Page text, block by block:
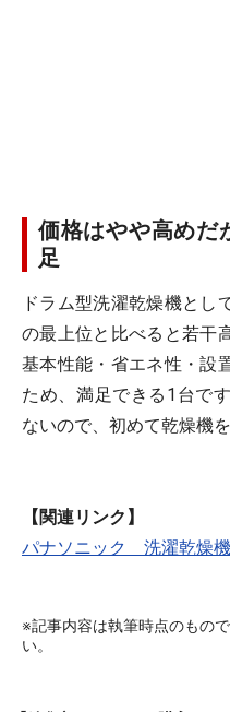
価格はやや高めだ
足
ドラム型洗濯乾燥機とし
の最上位と比べると若干
基本性能・省エネ性・設
ため、満足できる1台で
ないので、初めて乾燥機
【関連リンク】
パナソニック 洗濯乾燥
※記事内容は執筆時点のもの
い。